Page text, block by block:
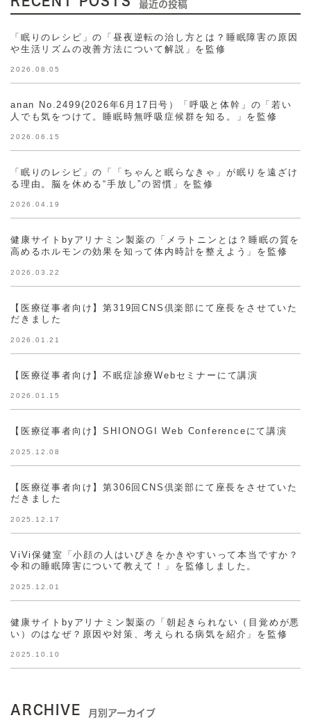
最近の投稿
「眠りのレシピ」の「昼夜逆転の治し方とは？睡眠障害の原因
や生活リズムの改善方法について解説」を監修
2026.08.05
anan No.2499(2026年6月17日号）「呼吸と体幹」の「若い
人でも気をつけて。睡眠時無呼吸症候群を知る。」を監修
2026.06.15
「眠りのレシピ」の「「ちゃんと眠らなきゃ」が眠りを遠ざけ
る理由。脳を休める“手放し”の習慣」を監修
2026.04.19
健康サイトbyアリナミン製薬の「メラトニンとは？睡眠の質を
高めるホルモンの効果を知って体内時計を整えよう」を監修
2026.03.22
【医療従事者向け】第319回CNS倶楽部にて座長をさせていた
だきました
2026.01.21
【医療従事者向け】不眠症診療Webセミナーにて講演
2026.01.15
【医療従事者向け】SHIONOGI Web Conferenceにて講演
2025.12.08
【医療従事者向け】第306回CNS倶楽部にて座長をさせていた
だきました
2025.12.17
ViVi保健室「小顔の人はいびきをかきやすいって本当ですか？
令和の睡眠障害について教えて！」を監修しました。
2025.12.01
健康サイトbyアリナミン製薬の「朝起きられない（目覚めが悪
い）のはなぜ？原因や対策、考えられる病気を紹介」を監修
2025.10.10
ARCHIVE 月別アーカイブ